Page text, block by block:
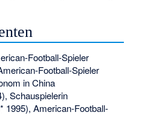
Football-Spieler
Football-Spieler
in China
Schauspielerin
1995), American-Football-